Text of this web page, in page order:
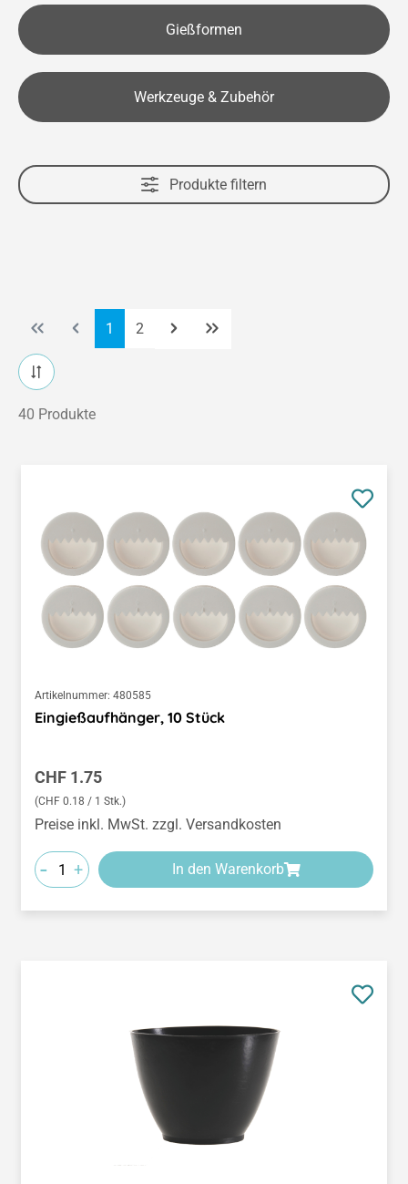
Gießformen
Werkzeuge & Zubehör
Produkte filtern
Seite
1 Seite
2
40 Produkte
Artikelnummer: 480585
Eingießaufhänger, 10 Stück
Regulärer Preis:
CHF 1.75
(CHF 0.18 / 1 Stk.)
Preise inkl. MwSt. zzgl. Versandkosten
- + In den Warenkorb